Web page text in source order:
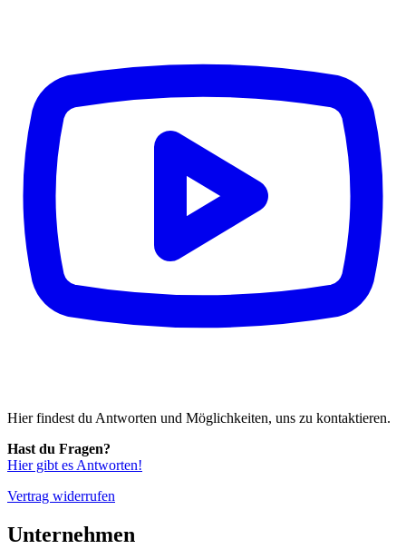
Hier findest du Antworten und Möglichkeiten, uns zu kontaktieren.
Hast du Fragen?
Hier gibt es Antworten!
Vertrag widerrufen
Unternehmen